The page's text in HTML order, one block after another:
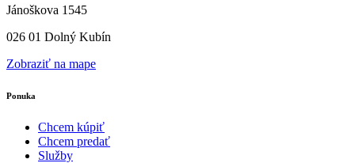
Jánoškova 1545
026 01 Dolný Kubín
Zobraziť na mape
Ponuka
Chcem kúpiť
Chcem predať
Služby